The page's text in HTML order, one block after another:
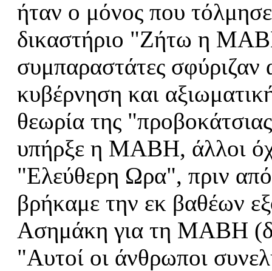
ήταν ο μόνος που
δικαστήριο "Ζήτω η
συμπαραστάτες σφύριζαν
κυβέρνηση και
θεωρία της
υπήρξε η ΜΑΒΗ, άλλοι
"Ελεύθερη Ωρα", πριν από
βρήκαμε την εκ βαθέων
Ασημάκη για τη ΜΑΒΗ
"Αυτοί οι άνθρωποι